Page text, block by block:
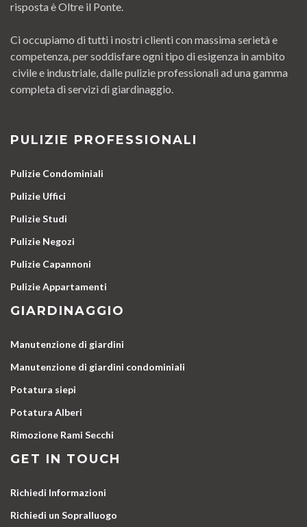
risposta è Oltre il Ponte.
Ci occupiamo di tutti i nostri clienti con massima serietà e
competenza, per soddisfare ogni tipo di esigenza in ambito
civile e industriale, dalle pulizie professionali ad una gamma
completa di servizi di giardinaggio.
PULIZIE PROFESSIONALI
Pulizie Condominiali
Pulizie Uffici
Pulizie Studi
Pulizie Negozi
Pulizie Capannoni
Pulizie Appartamenti
GIARDINAGGIO
Manutenzione di giardini
Manutenzione di giardini condominiali
Potatura siepi
Potatura Alberi
Rimozione Rami Secchi
GET IN TOUCH
Richiedi Informazioni
Richiedi un Sopralluogo